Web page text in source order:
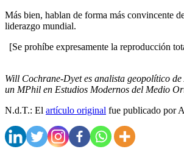
Más bien, hablan de forma más convincente
liderazgo mundial.
[Se prohíbe expresamente la reproducción
Will Cochrane-Dyet es analista geopolítico
un MPhil en Estudios Modernos del Medio
N.d.T.: El artículo original fue publicado por